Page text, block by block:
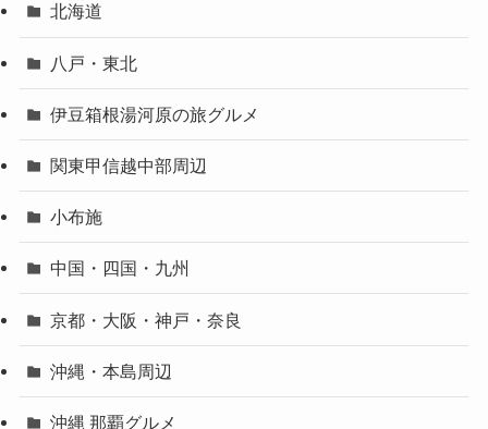
北海道
八戸・東北
伊豆箱根湯河原の旅グルメ
関東甲信越中部周辺
小布施
中国・四国・九州
京都・大阪・神戸・奈良
沖縄・本島周辺
沖縄 那覇グルメ